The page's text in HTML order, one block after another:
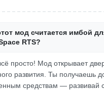
мод считается имбой
RTS?
просто! Мод открывает
развития. Ты получаешь
средствам — развивай